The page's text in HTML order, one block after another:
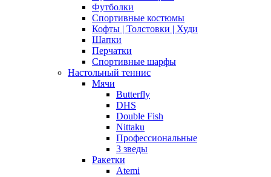
Футболки
Спортивные костюмы
Кофты | Толстовки | Худи
Шапки
Перчатки
Спортивные шарфы
Настольный теннис
Мячи
Butterfly
DHS
Double Fish
Nittaku
Профессиональные
3 зведы
Ракетки
Atemi